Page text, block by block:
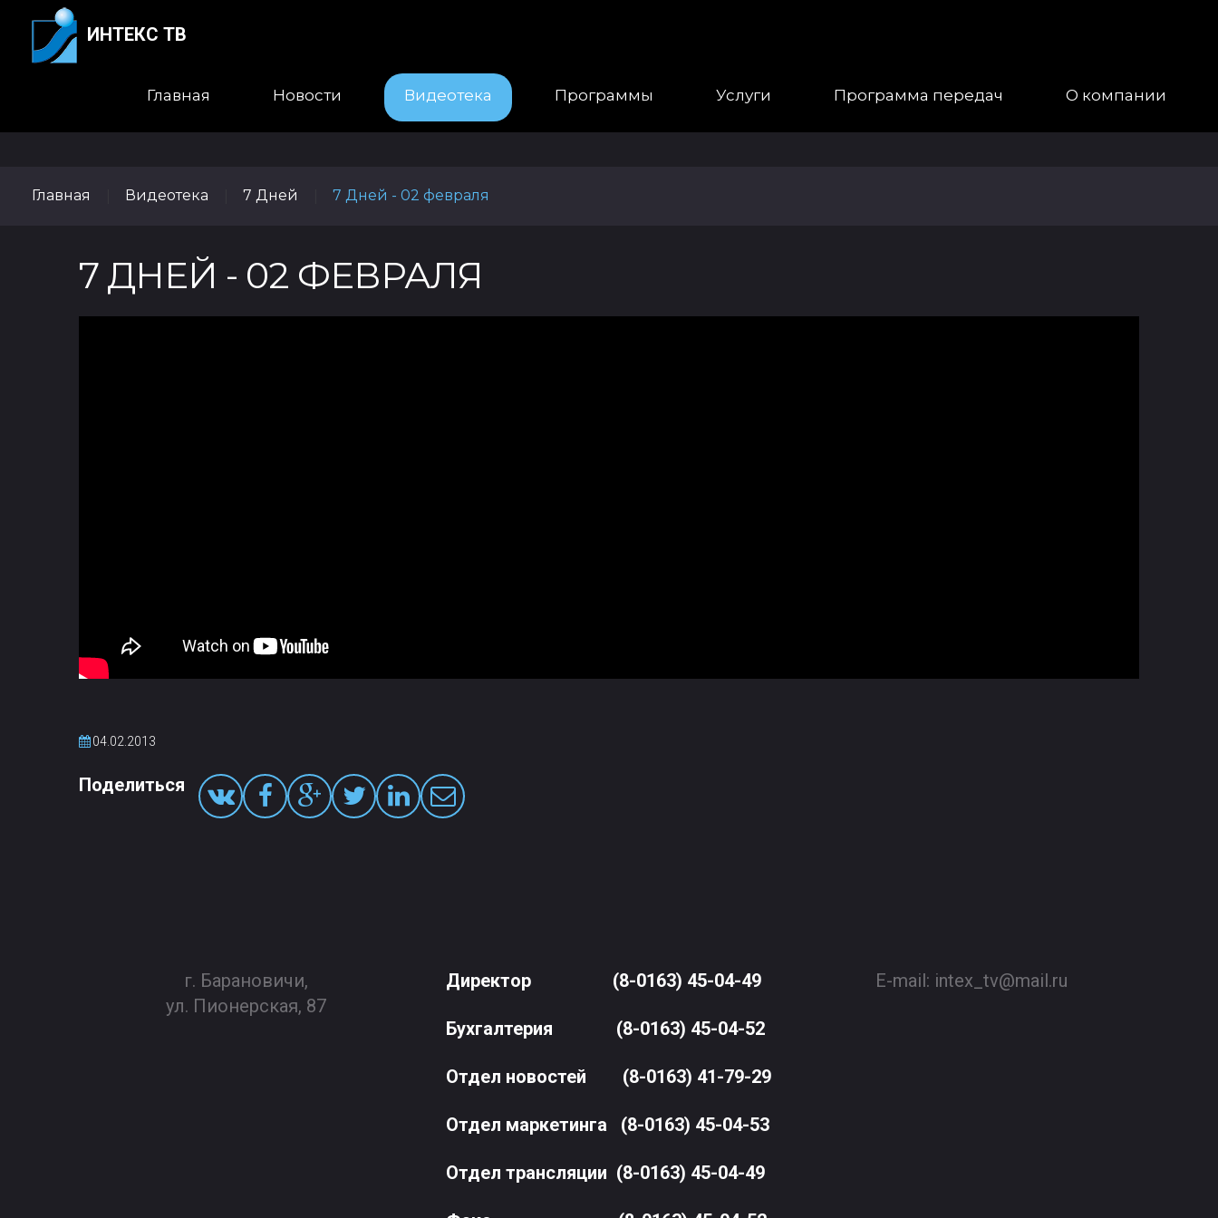
ИНТЕКС ТВ
Главная Новости Видеотека Программы Услуги Программа передач О компании
Главная Видеотека 7 Дней 7 Дней - 02 февраля
7 ДНЕЙ - 02 ФЕВРАЛЯ
04.02.2013
Поделиться
г. Барановичи,
ул. Пионерская, 87
Директор (8-0163) 45-04-49
Бухгалтерия (8-0163) 45-04-52
Отдел новостей (8-0163) 41-79-29
Отдел маркетинга (8-0163) 45-04-53
Отдел трансляции (8-0163) 45-04-49
E-mail: intex_tv@mail.ru